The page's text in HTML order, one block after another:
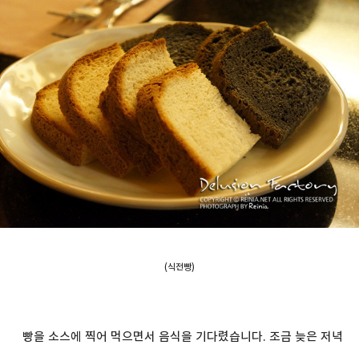
(식전빵)
빵을 소스에 찍어 먹으면서 음식을 기다렸습니다. 조금 늦은 저녁